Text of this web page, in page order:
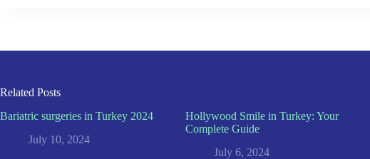
Related Posts
Bariatric surgeries in Turkey 2024
July 10, 2024
Hollywood Smile in Turkey: Your
Complete Guide
July 6, 2024